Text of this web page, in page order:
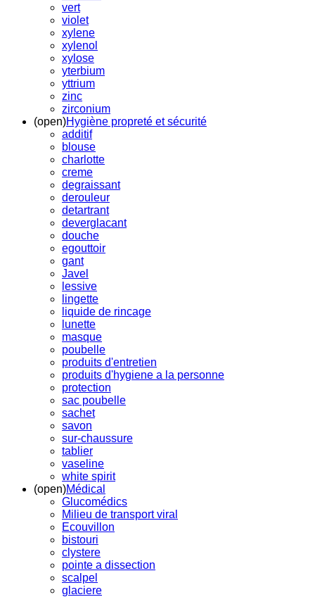
vert
violet
xylene
xylenol
xylose
yterbium
yttrium
zinc
zirconium
(open)Hygiène propreté et sécurité
additif
blouse
charlotte
creme
degraissant
derouleur
detartrant
deverglacant
douche
egouttoir
gant
Javel
lessive
lingette
liquide de rincage
lunette
masque
poubelle
produits d'entretien
produits d'hygiene a la personne
protection
sac poubelle
sachet
savon
sur-chaussure
tablier
vaseline
white spirit
(open)Médical
Glucomédics
Milieu de transport viral
Ecouvillon
bistouri
clystere
pointe a dissection
scalpel
glaciere